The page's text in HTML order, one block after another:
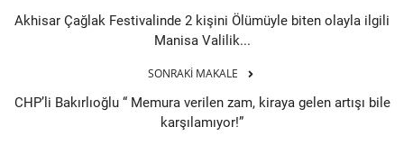
Akhisar Çağlak Festivalinde 2 kişini Ölümüyle biten olayla ilgili
Manisa Valilik...
SONRAKI MAKALE
CHP’li Bakırlıoğlu “ Memura verilen zam, kiraya gelen artışı bile
karşılamıyor!”